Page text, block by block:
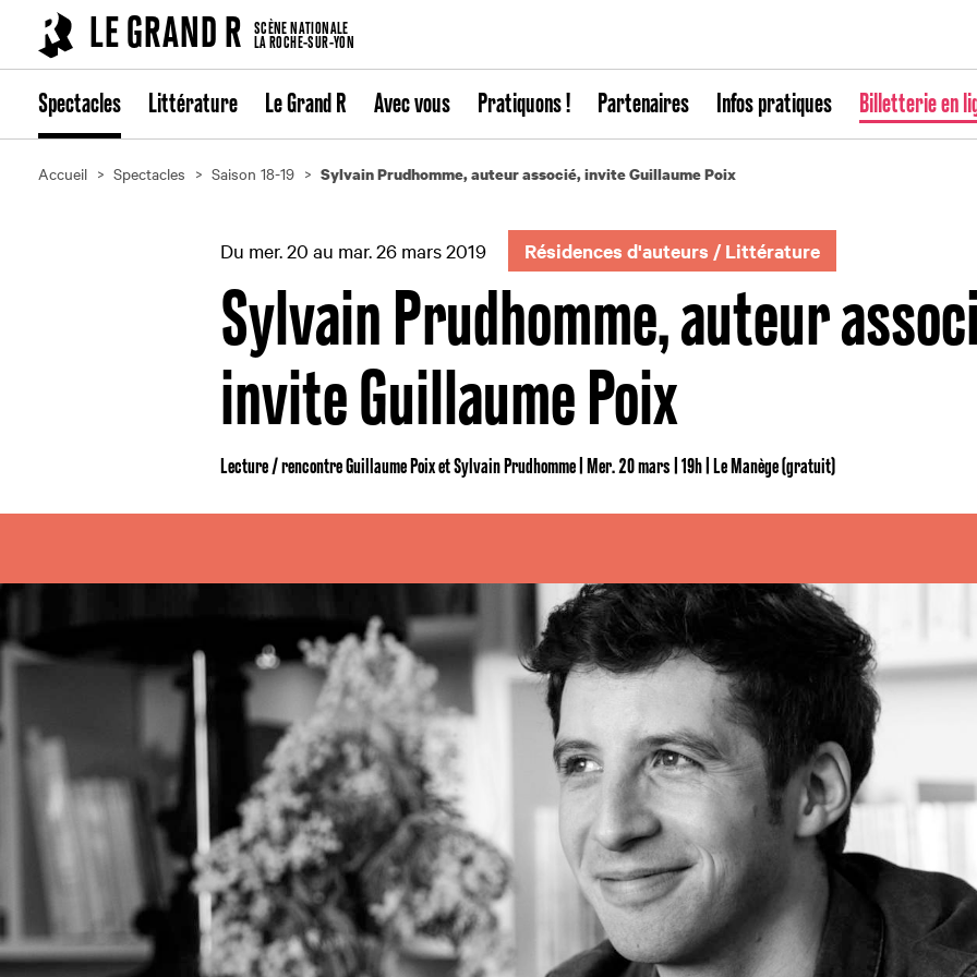
LE GRAND R
SCÈNE NATIONALE
LA ROCHE-SUR-YON
Spectacles Littérature Le Grand R Avec vous Pratiquons ! Partenaires Infos pratiques Billetterie en
Accueil Spectacles Saison 18-19 Sylvain Prudhomme, auteur associé, invite Guillaume Poix
Du mer. 20 au mar. 26 mars 2019 Résidences d'auteurs /Littérature
Sylvain Prudhomme, auteur
invite Guillaume Poix
Lecture / rencontre Guillaume Poix et Sylvain Prudhomme | Mer. 20 mars | 19h | Le Manège (gratuit)
Cookies management panel